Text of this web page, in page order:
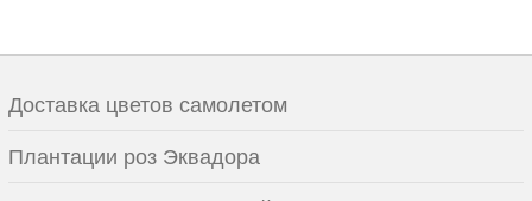
Доставка цветов самолетом
Плантации роз Эквадора